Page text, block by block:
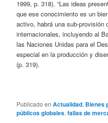
1999, p. 318). “Las ideas
que ese conocimiento es un
activo, habrá una sub-provisión
internacionales, incluyendo al
las Naciones Unidas para el
especial en la producción y
(p. 319).
Publicado en Actualidad, Bienes
públicos globales,fallas de